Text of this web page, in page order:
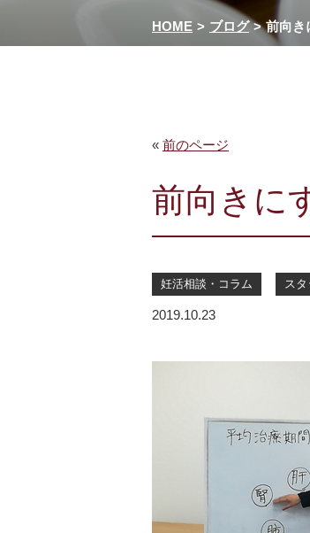
HOME ブログ 前向き
« 前のページ
前向きに
妊活相談・コラム ス
2019.10.23